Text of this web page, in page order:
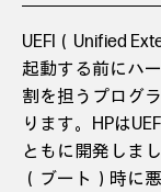
UEFI（Unified
起動する前にハ
割を担うプログ
ります。HPは
ともに開発しま
（ブート）時に